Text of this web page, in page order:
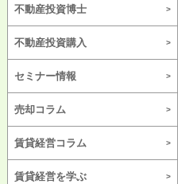
不動産投資博士
不動産投資購入
セミナー情報
売却コラム
賃貸経営コラム
賃貸経営を学ぶ